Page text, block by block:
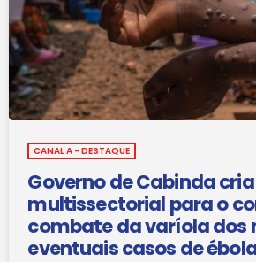
CANAL A - DESTAQUE
Governo de Cabinda
multissectorial para o
combate da varíola dos
eventuais casos de